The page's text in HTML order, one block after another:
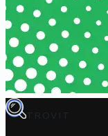
TROVIT